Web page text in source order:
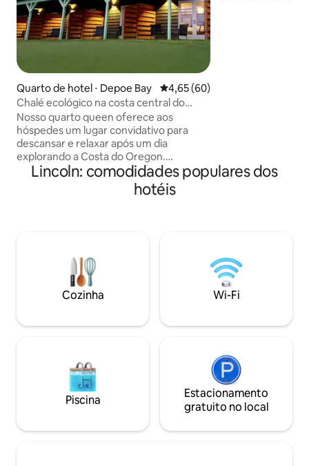
Quarto de hotel ⋅ Depoe Bay 4,65 de uma avaliação média
4,65 (60)
Chalé ecológico na costa central do
Oregon
Nosso quarto queen oferece aos
hóspedes um lugar convidativo para
descansar e relaxar após um dia
explorando a Costa do Oregon.
Oferecendo uma cama tamanho Queen
com um colchão de espuma à base de
plantas e travesseiros e lençóis
banheiro com uma combinação de
banheira/chuveiro. Os quartos Queen
estão localizados no piso térreo e têm
um pátio privado com vista para o porto.
Lincoln: comodidades populares dos
hotéis
Cozinha Wi-Fi
Piscina
Estacionamento
gratuito no local